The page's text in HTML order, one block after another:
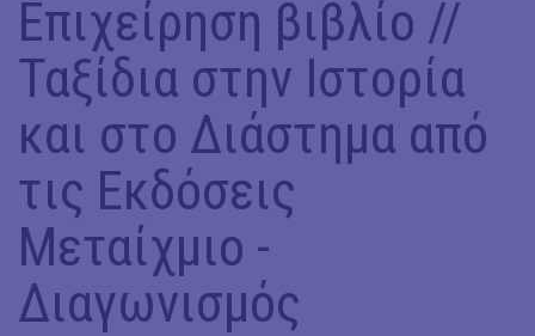
Επιχείρηση βιβλίο //
Ταξίδια στην Ιστορία
και στο Διάστημα από
τις Εκδόσεις
Μεταίχμιο -
Διαγωνισμός